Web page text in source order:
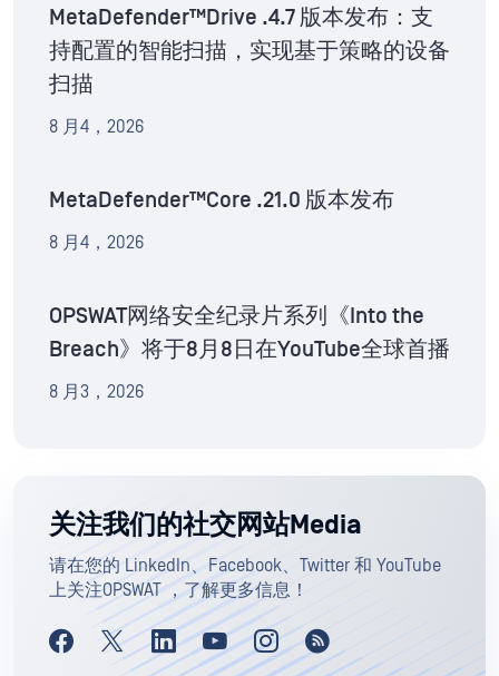
MetaDefender™Drive .4.7 版本发布：支
持配置的智能扫描，实现基于策略的设备
扫描
8 月4，2026
MetaDefender™Core .21.0 版本发布
8 月4，2026
OPSWAT网络安全纪录片系列《Into the
Breach》将于8月8日在YouTube全球首播
8 月3，2026
关注我们的社交网站Media
请在您的 LinkedIn、Facebook、Twitter 和 YouTube
上关注OPSWAT ，了解更多信息！